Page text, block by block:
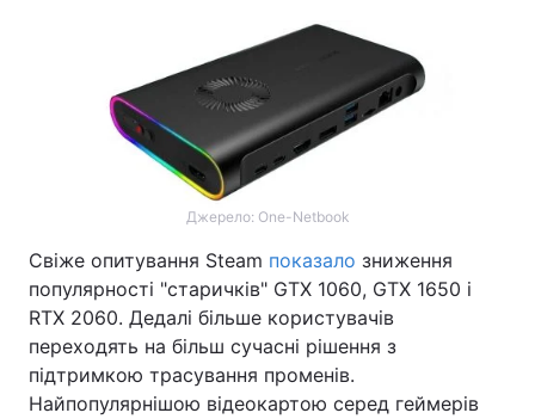
Джерело: One-Netbook
Свіже опитування Steam показало зниження
популярності "старичків" GTX 1060, GTX 1650 і
RTX 2060. Дедалі більше користувачів
переходять на більш сучасні рішення з
підтримкою трасування променів.
Найпопулярнішою відеокартою серед геймерів